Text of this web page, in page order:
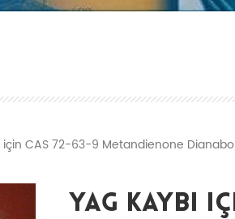
için CAS 72-63-9 Metandienone
Yağ Kaybı